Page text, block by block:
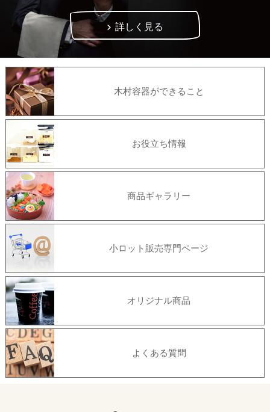
詳しく見る
木村容器ができること
お役立ち情報
商品ギャラリー
小ロット販売専門ページ
オリジナル商品
よくある質問